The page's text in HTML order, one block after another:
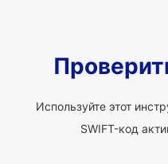
Используйте этот
SWIFT-код